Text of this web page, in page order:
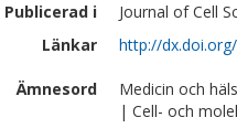
Publicerad i
Journal of Cell
Länkar
http://
Ämnesord
Medicin och
| Cell- och